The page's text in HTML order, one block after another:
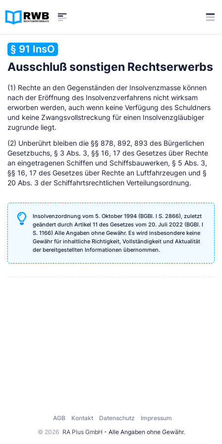
§ 91 InsO
Ausschluß sonstigen Rechtserwerbs
(1) Rechte an den Gegenständen der Insolvenzmasse können
nach der Eröffnung des Insolvenzverfahrens nicht wirksam
erworben werden, auch wenn keine Verfügung des Schuldners
und keine Zwangsvollstreckung für einen Insolvenzgläubiger
zugrunde liegt.
(2) Unberührt bleiben die §§ 878, 892, 893 des Bürgerlichen
Gesetzbuchs, § 3 Abs. 3, §§ 16, 17 des Gesetzes über Rechte
an eingetragenen Schiffen und Schiffsbauwerken, § 5 Abs. 3,
§§ 16, 17 des Gesetzes über Rechte an Luftfahrzeugen und §
20 Abs. 3 der Schiffahrtsrechtlichen Verteilungsordnung.
Insolvenzordnung vom 5. Oktober 1994 (BGBl. I S. 2866), zuletzt
geändert durch Artikel 11 des Gesetzes vom 20. Juli 2022 (BGBl. I
S. 1166) Alle Angaben ohne Gewähr. Es wird insbesondere keine
Gewähr für inhaltliche Richtigkeit, Vollständigkeit und Aktualität
der bereitgestellten Informationen übernommen.
© 2026 RA Plus GmbH - Alle Angaben ohne Gewähr.
AGB Kontakt Datenschutz Impressum